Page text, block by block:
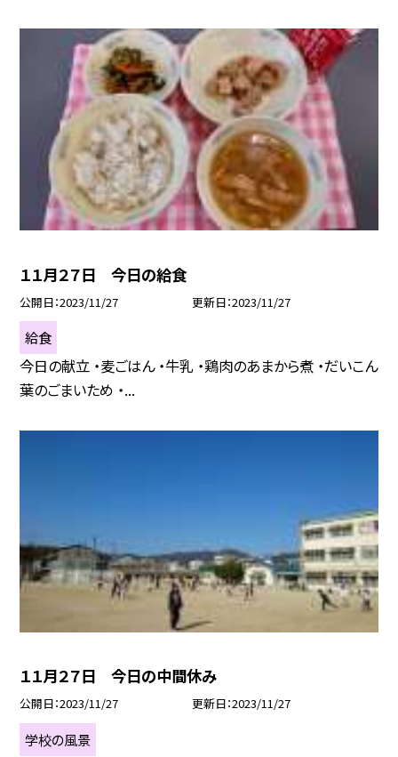
１１月２７日 今日の給食
公開日 2023/11/27 更新日 2023/11/27
給食
今日の献立 ・麦ごはん ・牛乳 ・鶏肉のあまから煮 ・だいこん
葉のごまいため ・...
１１月２７日 今日の中間休み
公開日 2023/11/27 更新日 2023/11/27
学校の風景